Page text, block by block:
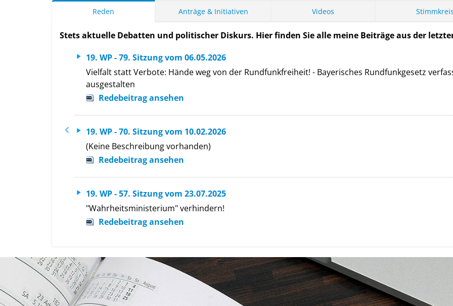
Reden Anträge & Initiativen Videos
Stets aktuelle Debatten und politischer Diskurs. Hier finden Sie alle meine Beiträge aus der
19. WP - 79. Sitzung vom 06.05.2026
Vielfalt statt Verbote: Hände weg von der Rundfunkfreiheit! - Bayerisches Rundfunkgesetz
ausgestalten
Redebeitrag ansehen
19. WP - 70. Sitzung vom 10.02.2026
(Keine Beschreibung vorhanden)
Redebeitrag ansehen
19. WP - 57. Sitzung vom 23.07.2025
"Wahrheitsministerium" verhindern!
Redebeitrag ansehen